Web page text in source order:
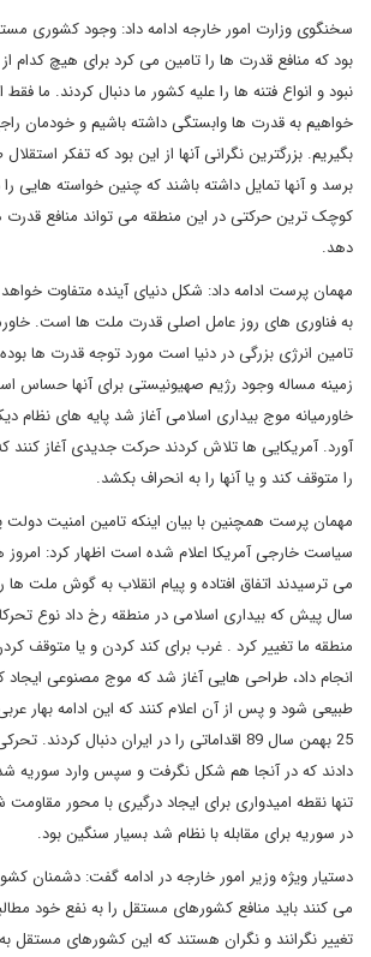
سخنگوی وزارت امور خارجه ادامه داد: وجود کشوری
بود که منافع قدرت ها را تامین می کرد برای هیچ کدام
نبود و انواع فتنه ها را علیه کشور ما دنبال کردند. ما
خواهیم به قدرت ها وابستگی داشته باشیم و خودمان
بگیریم. بزرگترین نگرانی آنها از این بود که تفکر
برسد و آنها تمایل داشته باشند که چنین خواسته هایی را
کوچک ترین حرکتی در این منطقه می تواند منافع قدرت
دهد.
مهمان پرست ادامه داد: شکل دنیای آینده متفاوت
به فناوری های روز عامل اصلی قدرت ملت ها است.
تامین انرژی بزرگی در دنیا است مورد توجه قدرت ها
زمینه مساله وجود رژیم صهیونیستی برای آنها حساس
خاورمیانه موج بیداری اسلامی آغاز شد پایه های نظام
آورد. آمریکایی ها تلاش کردند حرکت جدیدی آغاز
را متوقف کند و یا آنها را به انحراف بکشد.
مهمان پرست همچنین با بیان اینکه تامین امنیت دولت
سیاست خارجی آمریکا اعلام شده است اظهار کرد:
می ترسیدند اتفاق افتاده و پیام انقلاب به گوش ملت
سال پیش که بیداری اسلامی در منطقه رخ داد نوع
منطقه ما تغییر کرد . غرب برای کند کردن و یا متوقف
انجام داد، طراحی هایی آغاز شد که موج مصنوعی ایجاد
طبیعی شود و پس از آن اعلام کنند که این ادامه بهار
25 بهمن سال 89 اقداماتی را در ایران دنبال
دادند که در آنجا هم شکل نگرفت و سپس وارد سوریه
تنها نقطه امیدواری برای ایجاد درگیری با محور
در سوریه برای مقابله با نظام شد بسیار سنگین بود.
دستیار ویژه وزیر امور خارجه در ادامه گفت: دشمنان
می کنند باید منافع کشورهای مستقل را به نفع خود
تغییر نگرانند و نگران هستند که این کشورهای مستقل